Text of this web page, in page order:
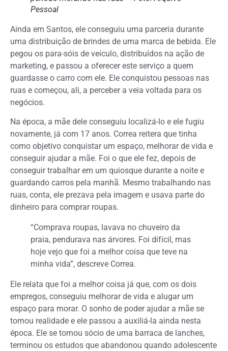
Pessoal
Ainda em Santos, ele conseguiu uma parceria durante
uma distribuição de brindes de uma marca de bebida. Ele
pegou os para-sóis de veículo, distribuídos na ação de
marketing, e passou a oferecer este serviço a quem
guardasse o carro com ele. Ele conquistou pessoas nas
ruas e começou, ali, a perceber a veia voltada para os
negócios.
Na época, a mãe dele conseguiu localizá-lo e ele fugiu
novamente, já com 17 anos. Correa reitera que tinha
como objetivo conquistar um espaço, melhorar de vida e
conseguir ajudar a mãe. Foi o que ele fez, depois de
conseguir trabalhar em um quiosque durante a noite e
guardando carros pela manhã. Mesmo trabalhando nas
ruas, conta, ele prezava pela imagem e usava parte do
dinheiro para comprar roupas.
“Comprava roupas, lavava no chuveiro da
praia, pendurava nas árvores. Foi difícil, mas
hoje vejo que foi a melhor coisa que teve na
minha vida”, descreve Correa.
Ele relata que foi a melhor coisa já que, com os dois
empregos, conseguiu melhorar de vida e alugar um
espaço para morar. O sonho de poder ajudar a mãe se
tornou realidade e ele passou a auxiliá-la ainda nesta
época. Ele se tornou sócio de uma barraca de lanches,
terminou os estudos que abandonou quando adolescente